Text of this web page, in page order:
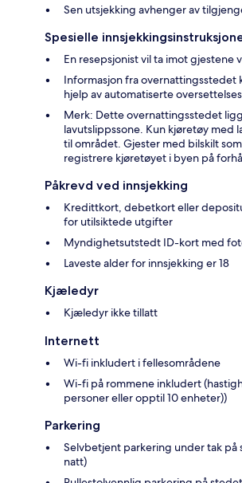
Sen utsjekking avhenger av
Spesielle
En resepsjonist vil ta imot gjestene
Informasjon fra overnattingsstedet
hjelp av automatiserte
Merk: Dette overnattingsstedet
lavutslippssone. Kun kjøretøy med
til området. Gjester med bilskilt
registrere kjøretøyet i byen på
Påkrevd ved innsjekking
Kredittkort, debetkort eller
for utilsiktede utgifter
Myndighetsutstedt ID-kort med
Laveste alder for innsjekking er 18
Kjæledyr
Kjæledyr ikke tillatt
Internett
Wi-fi inkludert i fellesområdene
Wi-fi på rommene inkludert
personer eller opptil 10 enheter))
Parkering
Selvbetjent parkering under tak på
natt)